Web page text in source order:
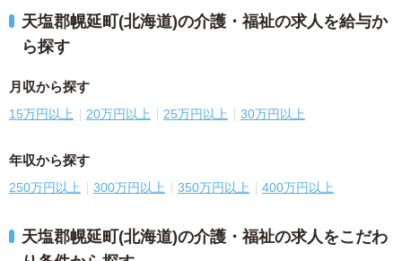
天塩郡幌延町(北海道)の介護・福祉の求人を給与か
ら探す
月収から探す
15万円以上 20万円以上 25万円以上 30万円以上
年収から探す
250万円以上 300万円以上 350万円以上 400万円以上
天塩郡幌延町(北海道)の介護・福祉の求人をこだわ